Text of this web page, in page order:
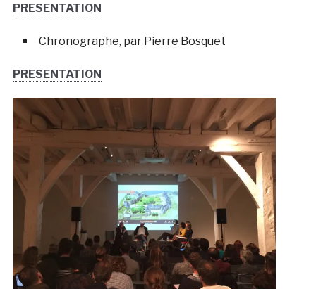
PRESENTATION
Chronographe, par Pierre Bosquet
PRESENTATION